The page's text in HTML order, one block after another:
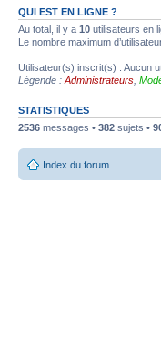
QUI EST EN LIGNE ?
Au total, il y a 10 utilisateurs en
Le nombre maximum
Utilisateur(s) inscrit(s) : Aucun
Légende : Administrateurs
STATISTIQUES
2536 messages • 382 sujets •
Index du forum